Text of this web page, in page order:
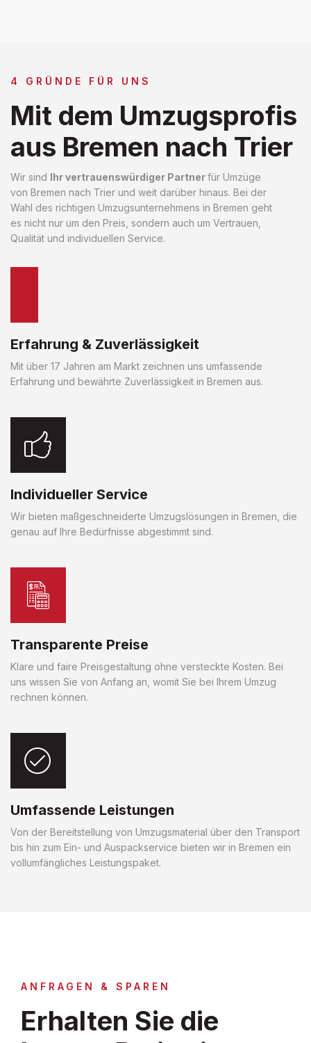
4 GRÜNDE FÜR UNS
Mit dem Umzugsprofis
aus Bremen nach Trier
Wir sind Ihr vertrauenswürdiger Partnerfür Umzüge
von Bremen nach Trier und weit darüber hinaus. Bei der
Wahl des richtigen Umzugsunternehmens in Bremen geht
es nicht nur um den Preis, sondern auch um Vertrauen,
Qualität und individuellen Service.
Erfahrung & Zuverlässigkeit
Mit über 17 Jahren am Markt zeichnen uns umfassende
Erfahrung und bewährte Zuverlässigkeit in Bremen aus.
Individueller Service
Wir bieten maßgeschneiderte Umzugslösungen in Bremen, die
genau auf Ihre Bedürfnisse abgestimmt sind.
Transparente Preise
Klare und faire Preisgestaltung ohne versteckte Kosten. Bei
uns wissen Sie von Anfang an, womit Sie bei Ihrem Umzug
rechnen können.
Umfassende Leistungen
Von der Bereitstellung von Umzugsmaterial über den Transport
bis hin zum Ein- und Auspackservice bieten wir in Bremen ein
vollumfängliches Leistungspaket.
ANFRAGEN & SPAREN
Erhalten Sie die